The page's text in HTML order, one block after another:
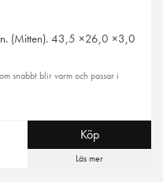
(Mitten). 43,5 ×26,0 ×3,0
snabbt blir varm och passar i
Köp
Läs mer